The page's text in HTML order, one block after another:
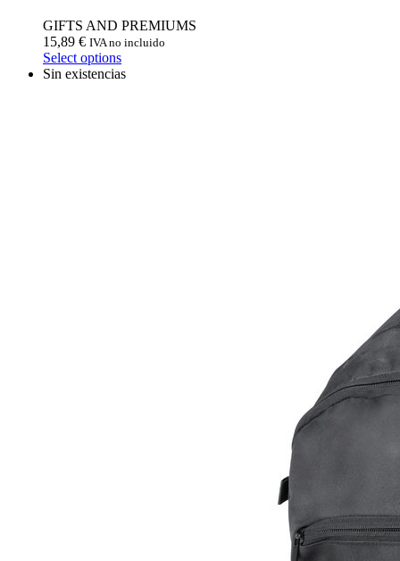
GIFTS AND PREMIUMS
15,89 € IVA no incluido
Select options
Sin existencias